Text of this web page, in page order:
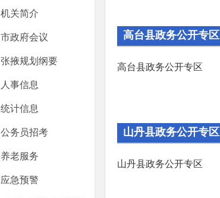
机关简介
市政府会议
张掖规划纲要
人事信息
统计信息
公务员招考
养老服务
应急预警
高台县政务公开专区
高台县政务公开专区
山丹县政务公开专区
山丹县政务公开专区